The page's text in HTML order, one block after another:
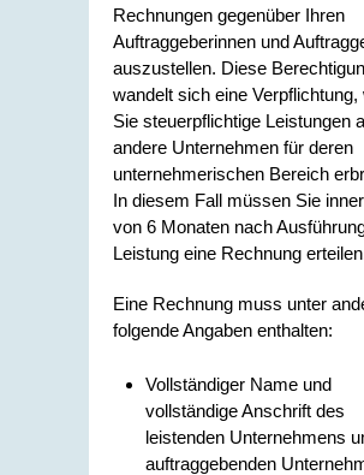
Rechnungen gegenüber Ihren
Auftraggeberinnen und
auszustellen. Diese
wandelt sich eine Verpflichtung,
Sie steuerpflichtige Leistungen
andere Unternehmen für deren
unternehmerischen Bereich
In diesem Fall müssen Sie
von 6 Monaten nach
Leistung eine Rechnung
Eine Rechnung muss unter
folgende Angaben enthalten:
Vollständiger Name und
vollständige Anschrift des
leistenden Unternehmens
auftraggebenden